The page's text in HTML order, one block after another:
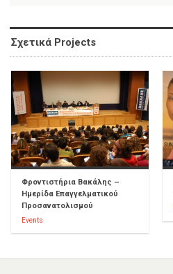
Σχετικά Projects
Φροντιστήρια Βακάλης –
Ημερίδα Επαγγελματικού
Προσανατολισμού
Events